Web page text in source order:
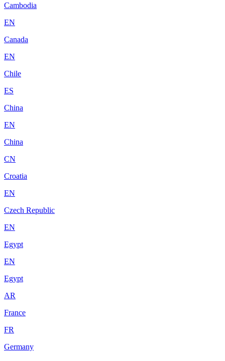
Cambodia
EN
Canada
EN
Chile
ES
China
EN
China
CN
Croatia
EN
Czech Republic
EN
Egypt
EN
Egypt
AR
France
FR
Germany